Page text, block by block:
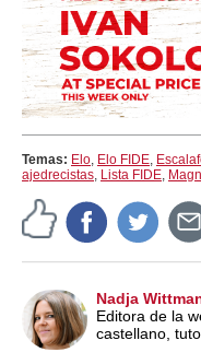
Temas: Elo, Elo FIDE,
ajedrecistas, Lista FIDE,
Nadja
Editora de la
castellano,